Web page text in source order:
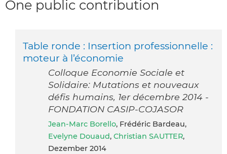
One public contribution
Table ronde : Insertion professionnelle :
moteur à l’économie
Colloque Economie Sociale et
Solidaire: Mutations et nouveaux
défis humains, 1er décembre 2014 -
FONDATION CASIP-COJASOR
Jean-Marc Borello, Frédéric Bardeau,
Evelyne Douaud, Christian SAUTTER,
Dezember 2014